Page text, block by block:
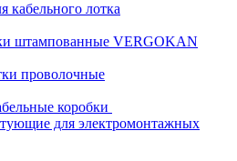
кабельного лотка
штампованные VERGOKAN
проволочные
коробки
для электромонтажных